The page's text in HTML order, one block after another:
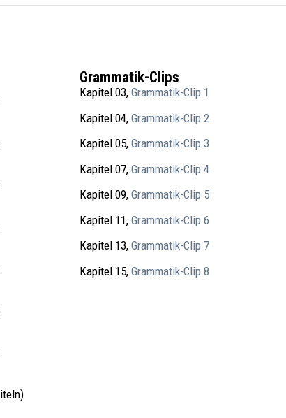
Grammatik-Clips
Kapitel 03, Grammatik-Clip 1
Kapitel 04, Grammatik-Clip 2
Kapitel 05, Grammatik-Clip 3
Kapitel 07, Grammatik-Clip 4
Kapitel 09, Grammatik-Clip 5
Kapitel 11, Grammatik-Clip 6
Kapitel 13, Grammatik-Clip 7
Kapitel 15, Grammatik-Clip 8